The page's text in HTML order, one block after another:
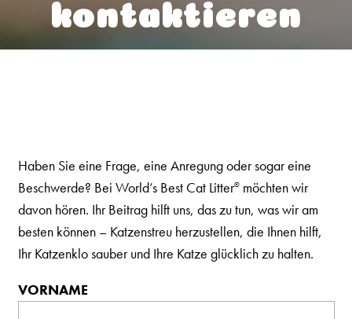
UNSER UNTERSCHEIDUNGSMERKMAL
VERNETZEN SIE SICH MIT UNS
Australia
Great Britain
Ελλάδα
الكويت
Nederlands
kontaktieren
Haben Sie eine Frage, eine Anregung oder sogar eine
Beschwerde? Bei World’s Best Cat Litter®möchten wir
davon hören. Ihr Beitrag hilft uns, das zu tun, was wir am
besten können – Katzenstreu herzustellen, die Ihnen hilft,
Ihr Katzenklo sauber und Ihre Katze glücklich zu halten.
VORNAME